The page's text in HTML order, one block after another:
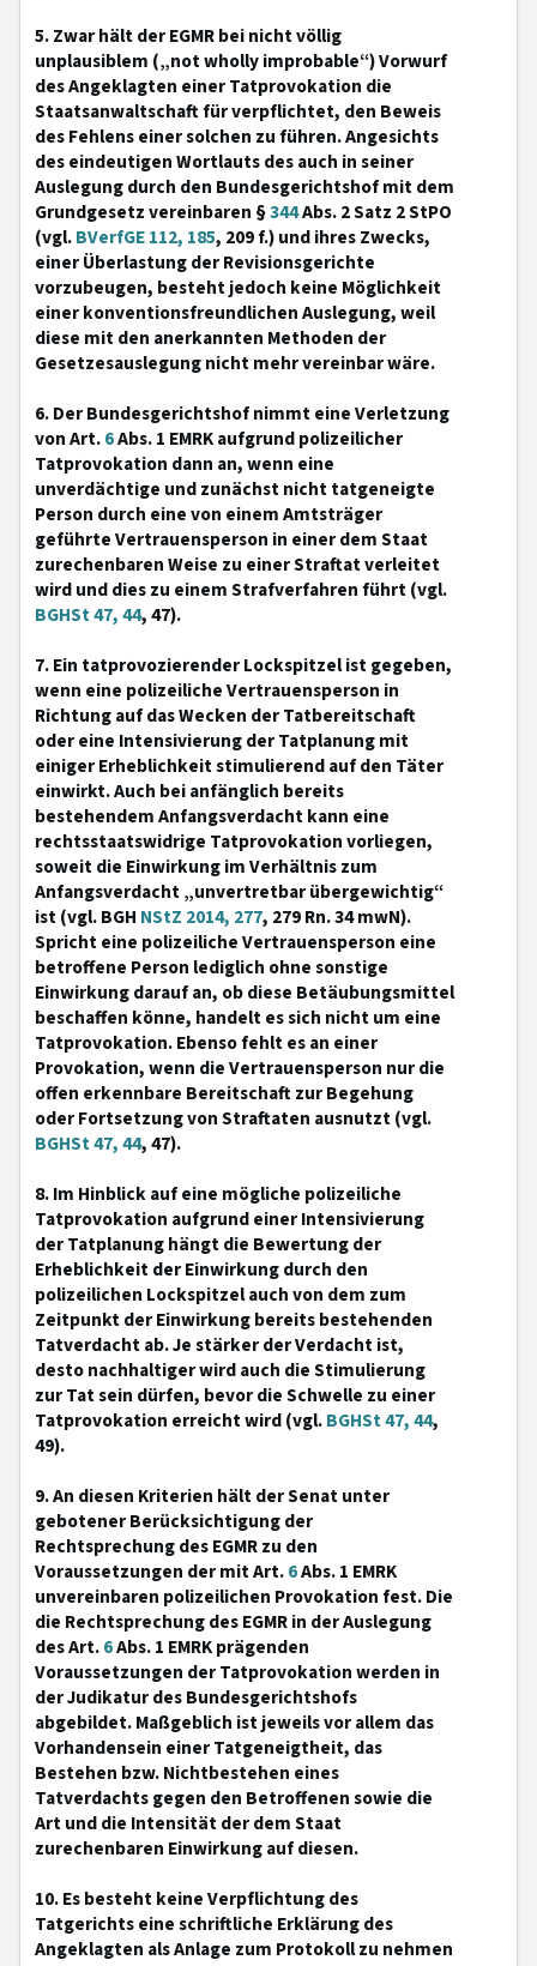
5. Zwar hält der EGMR bei nicht völlig
unplausiblem („not wholly improbable“) Vorwurf
des Angeklagten einer Tatprovokation die
Staatsanwaltschaft für verpflichtet, den Beweis
des Fehlens einer solchen zu führen. Angesichts
des eindeutigen Wortlauts des auch in seiner
Auslegung durch den Bundesgerichtshof mit dem
Grundgesetz vereinbaren §344Abs. 2 Satz 2 StPO
(vgl.BVerfGE 112, 185, 209 f.) und ihres Zwecks,
einer Überlastung der Revisionsgerichte
vorzubeugen, besteht jedoch keine Möglichkeit
einer konventionsfreundlichen Auslegung, weil
diese mit den anerkannten Methoden der
Gesetzesauslegung nicht mehr vereinbar wäre.
6. Der Bundesgerichtshof nimmt eine Verletzung
von Art.6Abs. 1 EMRK aufgrund polizeilicher
Tatprovokation dann an, wenn eine
unverdächtige und zunächst nicht tatgeneigte
Person durch eine von einem Amtsträger
geführte Vertrauensperson in einer dem Staat
zurechenbaren Weise zu einer Straftat verleitet
wird und dies zu einem Strafverfahren führt (vgl.
BGHSt 47, 44, 47).
7. Ein tatprovozierender Lockspitzel ist gegeben,
wenn eine polizeiliche Vertrauensperson in
Richtung auf das Wecken der Tatbereitschaft
oder eine Intensivierung der Tatplanung mit
einiger Erheblichkeit stimulierend auf den Täter
einwirkt. Auch bei anfänglich bereits
bestehendem Anfangsverdacht kann eine
rechtsstaatswidrige Tatprovokation vorliegen,
soweit die Einwirkung im Verhältnis zum
Anfangsverdacht „unvertretbar übergewichtig“
ist (vgl. BGH NStZ 2014, 277, 279 Rn. 34 mwN).
Spricht eine polizeiliche Vertrauensperson eine
betroffene Person lediglich ohne sonstige
Einwirkung darauf an, ob diese Betäubungsmittel
beschaffen könne, handelt es sich nicht um eine
Tatprovokation. Ebenso fehlt es an einer
Provokation, wenn die Vertrauensperson nur die
offen erkennbare Bereitschaft zur Begehung
oder Fortsetzung von Straftaten ausnutzt (vgl.
BGHSt 47, 44, 47).
8. Im Hinblick auf eine mögliche polizeiliche
Tatprovokation aufgrund einer Intensivierung
der Tatplanung hängt die Bewertung der
Erheblichkeit der Einwirkung durch den
polizeilichen Lockspitzel auch von dem zum
Zeitpunkt der Einwirkung bereits bestehenden
Tatverdacht ab. Je stärker der Verdacht ist,
desto nachhaltiger wird auch die Stimulierung
zur Tat sein dürfen, bevor die Schwelle zu einer
Tatprovokation erreicht wird (vgl.BGHSt 47, 44,
49).
9. An diesen Kriterien hält der Senat unter
gebotener Berücksichtigung der
Rechtsprechung des EGMR zu den
Voraussetzungen der mit Art.6Abs. 1 EMRK
unvereinbaren polizeilichen Provokation fest. Die
die Rechtsprechung des EGMR in der Auslegung
des Art.6Abs. 1 EMRK prägenden
Voraussetzungen der Tatprovokation werden in
der Judikatur des Bundesgerichtshofs
abgebildet. Maßgeblich ist jeweils vor allem das
Vorhandensein einer Tatgeneigtheit, das
Bestehen bzw. Nichtbestehen eines
Tatverdachts gegen den Betroffenen sowie die
Art und die Intensität der dem Staat
zurechenbaren Einwirkung auf diesen.
10. Es besteht keine Verpflichtung des
Tatgerichts eine schriftliche Erklärung des
Angeklagten als Anlage zum Protokoll zu nehmen